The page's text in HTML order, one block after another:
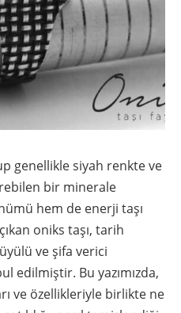
genellikle siyah renkte ve
bir minerale
hem de enerji taşı
oniks taşı, tarih
ve şifa verici
edilmiştir. Bu yazımızda,
ve özellikleriyle birlikte ne